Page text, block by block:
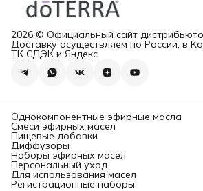
2026 © Официальный сайт
Доставку осуществляем по России, в
ТК СДЭК и Яндекс.
Однокомпонентные эфирные масла
Смеси эфирных масел
Пищевые добавки
Диффузоры
Наборы эфирных масел
Персональный уход
Для использования масел
Регистрационные наборы